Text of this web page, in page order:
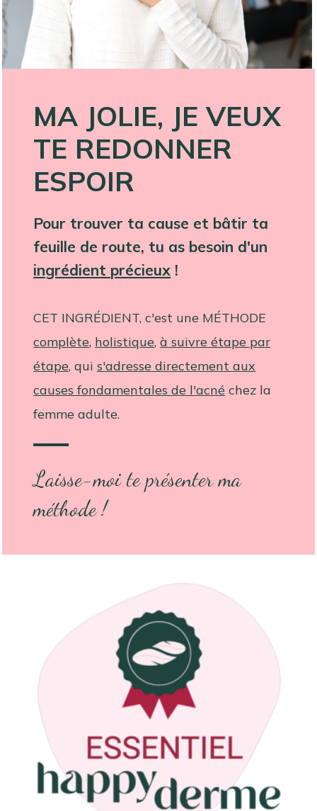
MA JOLIE, JE VEUX
TE REDONNER
ESPOIR
Pour trouver ta cause et bâtir ta
feuille de route, tu as besoin d'un
ingrédient précieux !
CET INGRÉDIENT, c'est une MÉTHODE
complète, holistique,à suivre étape par
étape, quis'adresse directement aux
causes fondamentales de l'acné chez la
femme adulte.
Laisse-moi te présenter ma
méthode !